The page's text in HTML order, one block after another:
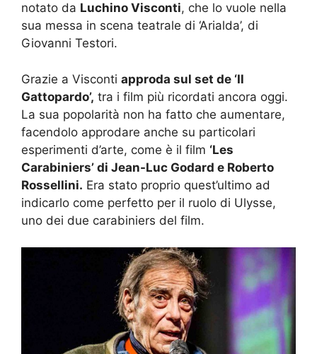
notato da Luchino Visconti, che lo vuole nella
sua messa in scena teatrale di ‘Arialda’, di
Giovanni Testori.
Grazie a Visconti approda sul set de ‘Il
Gattopardo’, tra i film più ricordati ancora oggi.
La sua popolarità non ha fatto che aumentare,
facendolo approdare anche su particolari
esperimenti d’arte, come è il film ‘Les
Carabiniers’ di Jean-Luc Godard e Roberto
Rossellini. Era stato proprio quest’ultimo ad
indicarlo come perfetto per il ruolo di Ulysse,
uno dei due carabiniers del film.